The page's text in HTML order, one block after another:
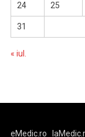
24 25
31
« iul.
eMedic.ro